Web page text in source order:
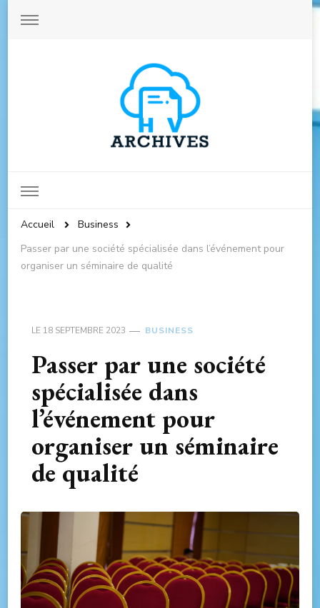
Accueil
Business
Passer par une société spécialisée dans l’événement pour
organiser un séminaire de qualité
LE 18 SEPTEMBRE 2023 BUSINESS
Passer par une société
spécialisée dans
l’événement pour
organiser un séminaire
de qualité